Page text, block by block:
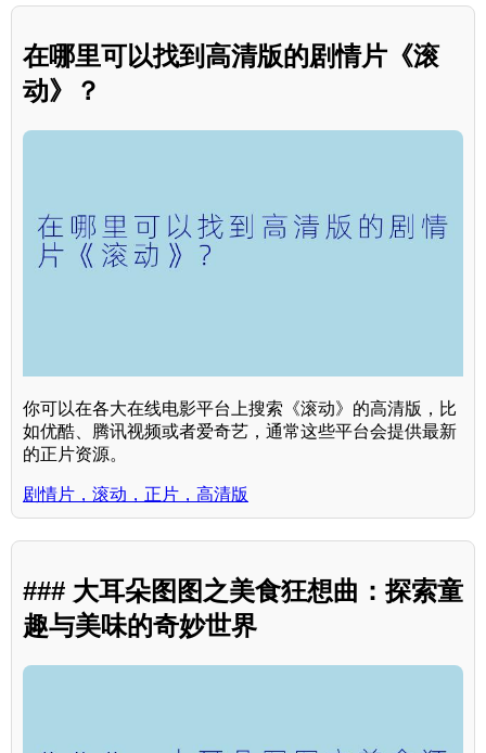
在哪里可以找到高清版的剧情片《滚
动》？
你可以在各大在线电影平台上搜索《滚动》的高清版，比
如优酷、腾讯视频或者爱奇艺，通常这些平台会提供最新
的正片资源。
剧情片，滚动，正片，高清版
### 大耳朵图图之美食狂想曲：探索童
趣与美味的奇妙世界